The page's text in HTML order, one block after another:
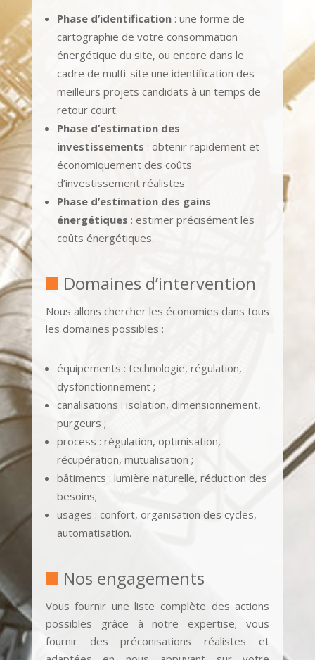
Phase d’identification : une forme de
cartographie de votre consommation
énergétique du site, ou encore dans le
cadre de multi-site une identification des
meilleurs projets candidats à un temps de
retour court.
Phase d’estimation des
investissements : obtenir rapidement et
économiquement des coûts
d’investissement réalistes.
Phase d’estimation des gains
énergétiques : estimer précisément les
coûts énergétiques.
Domaines d’intervention
Nous allons chercher les économies dans tous
les domaines possibles :
équipements : technologie, régulation,
dysfonctionnement ;
canalisations : isolation, dimensionnement,
purgeurs ;
process : régulation, optimisation,
récupération, mutualisation ;
bâtiments : lumière naturelle, réduction des
besoins;
usages : confort, organisation des cycles,
automatisation.
Nos engagements
Vous fournir une liste complète des actions
possibles grâce à notre expertise; vous
fournir des préconisations réalistes et